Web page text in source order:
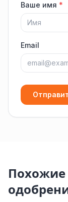
Ваше имя *
Email